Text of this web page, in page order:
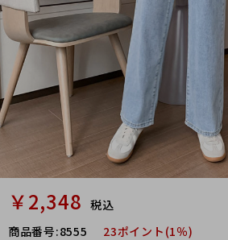
￥2,348 税込
商品番号:8555 23ポイント(1％)